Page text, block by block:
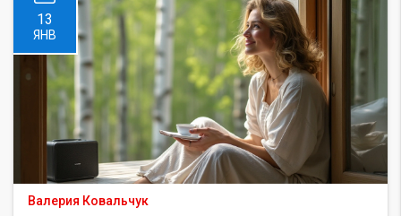
полезным.
13
ЯНВ
Валерия Ковальчук